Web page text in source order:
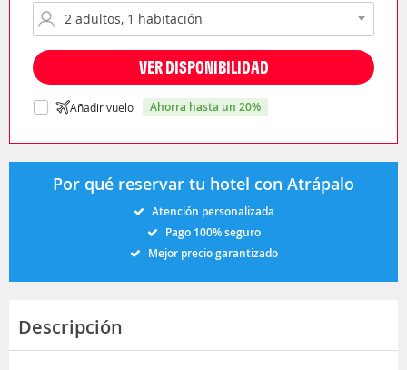
VER DISPONIBILIDAD
Añadir vuelo ahorra hasta un 20%
Por qué reservar tu hotel con Atrápalo
Atención personalizada
Pago 100% seguro
Mejor precio garantizado
Descripción